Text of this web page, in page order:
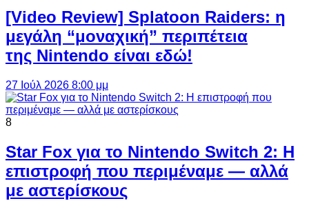
[Video Review] Splatoon Raiders: η
μεγάλη “μοναχική” περιπέτεια
της Nintendo είναι εδώ!
27 Ιούλ 2026 8:00 μμ
8
Star Fox για το Nintendo Switch 2: Η
επιστροφή που περιμέναμε — αλλά
με αστερίσκους